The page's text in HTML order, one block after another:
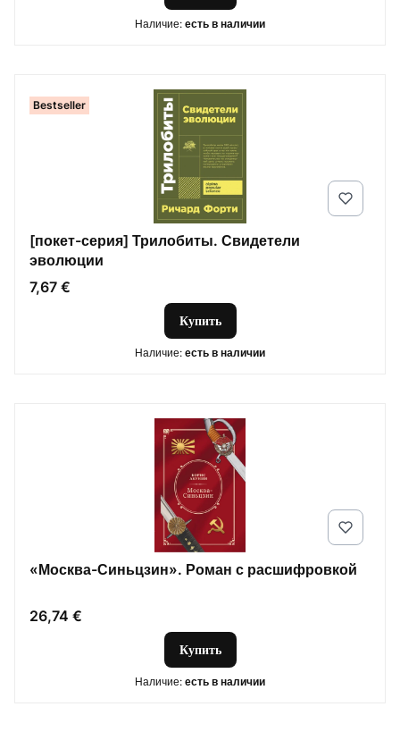
Наличие: есть в наличии
Bestseller
[покет-серия] Трилобиты. Свидетели
эволюции
Цена
7,67 €
Купить
Наличие: есть в наличии
«Москва-Синьцзин». Роман с расшифровкой
Цена
26,74 €
Купить
Наличие: есть в наличии